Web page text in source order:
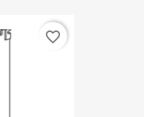
favorite_border